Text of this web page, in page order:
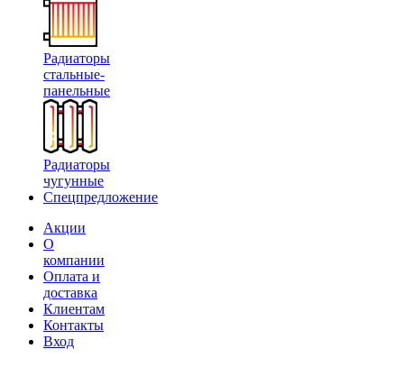
Радиаторы
стальные-
панельные
Радиаторы
чугунные
Спецпредложение
Акции
О
компании
Оплата и
доставка
Клиентам
Контакты
Вход